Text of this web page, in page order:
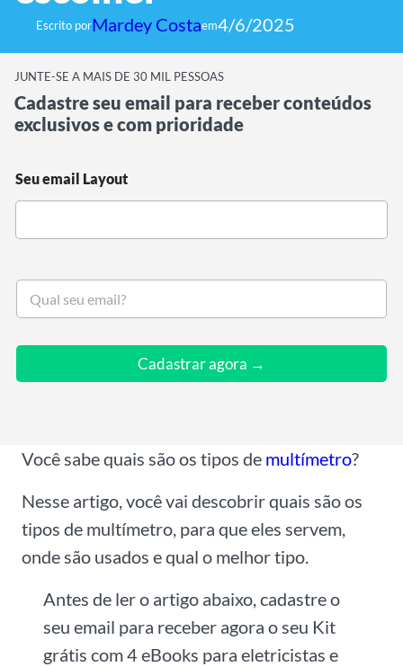
Escrito porMardey Costaem4/6/2025
JUNTE-SE A MAIS DE 30 MIL PESSOAS
Cadastre seu email para receber conteúdos
exclusivos e com prioridade
Seu email Layout
S
u
Cadastrar agora →
Você sabe quais são os tipos de multímetro?
Nesse artigo, você vai descobrir quais são os
tipos de multímetro, para que eles servem,
onde são usados e qual o melhor tipo.
Antes de ler o artigo abaixo, cadastre o
seu email para receber agora o seu Kit
grátis com 4 eBooks para eletricistas e